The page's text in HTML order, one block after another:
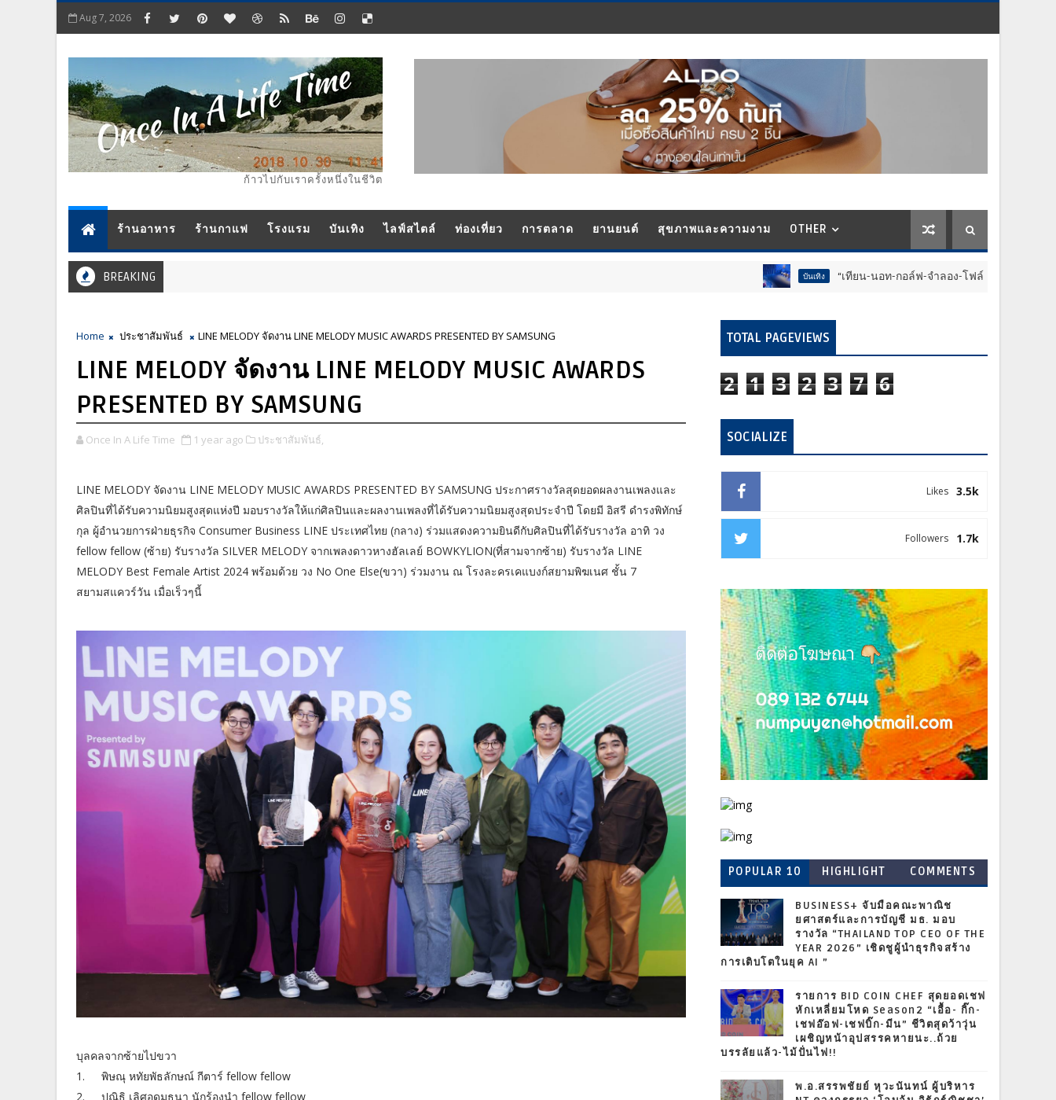
Aug 7, 2026
ก้าวไปกับเราครั้งหนึ่งในชีวิต
ร้านอาหาร ร้านกาแฟ โรงแรม บันเทิง ไลฟ์สไตล์ ท่องเที่ยว การตลาด ยานยนต์ สุขภาพและความงาม OTHER
BREAKING บันเทิง “เทียน-นอท-กอล์ฟ-จำลอง-โฟล์ค” ร้องจ๊าก!! อุปกรณ์ม่ว
Home ประชาสัมพันธ์ LINE MELODY จัดงาน LINE MELODY MUSIC AWARDS PRESENTED BY SAMSUNG
LINE MELODY จัดงาน LINE MELODY MUSIC AWARDS
PRESENTED BY SAMSUNG
Once In A Life Time 1 year ago ประชาสัมพันธ์,
LINE MELODY จัดงาน LINE MELODY MUSIC AWARDS PRESENTED BY SAMSUNG ประกาศรางวัลสุดยอดผลงานเพลงและ
ศิลปินที่ได้รับความนิยมสูงสุดแห่งปี มอบรางวัลให้แก่ศิลปินและผลงานเพลงที่ได้รับความนิยมสูงสุดประจำปี โดยมี อิสรี ดำรงพิทักษ์
กุล ผู้อำนวยการฝ่ายธุรกิจ Consumer Business LINE ประเทศไทย (กลาง) ร่วมแสดงความยินดีกับศิลปินที่ได้รับรางวัล อาทิ วง
fellow fellow (ซ้าย) รับรางวัล SILVER MELODY จากเพลงดาวหางฮัลเลย์ BOWKYLION(ที่สามจากซ้าย) รับรางวัล LINE
MELODY Best Female Artist 2024 พร้อมด้วย วง No One Else(ขวา) ร่วมงาน ณ โรงละครเคแบงก์สยามพิฆเนศ ชั้น 7
สยามสแควร์วัน เมื่อเร็วๆนี้
บุลคลจากซ้ายไปขวา
1.
พิษณุ หทัยพัธลักษณ์ กีตาร์ fellow fellow
2.
ปณิธิ เลิศอุดมธนา นักร้องนำ fellow fellow
TOTAL PAGEVIEWS
2 1 3 2 3 7 6
SOCIALIZE
3.5k
Likes
1.7k
Followers
POPULAR 10 HIGHLIGHT COMMENTS
BUSINESS+ จับมือคณะพาณิช
ยศาสตร์และการบัญชี มธ. มอบ
รางวัล “THAILAND TOP CEO OF THE
YEAR 2026” เชิดชูผู้นำธุรกิจสร้าง
การเติบโตในยุค AI ”
รายการ BID COIN CHEF สุดยอดเชฟ
หักเหลี่ยมโหด Season2 “เอื้อ- กิ๊ก-
เชฟอ๊อฟ-เชฟบิ๊ก-มีน” ชีวิตสุดว้าวุ่น
เผชิญหน้าอุปสรรคหายนะ..ถ้วย
บรรลัยแล้ว-ไม้ปั่นไฟ!!
พ.อ.สรรพชัยย์ หุวะนันทน์ ผู้บริหาร